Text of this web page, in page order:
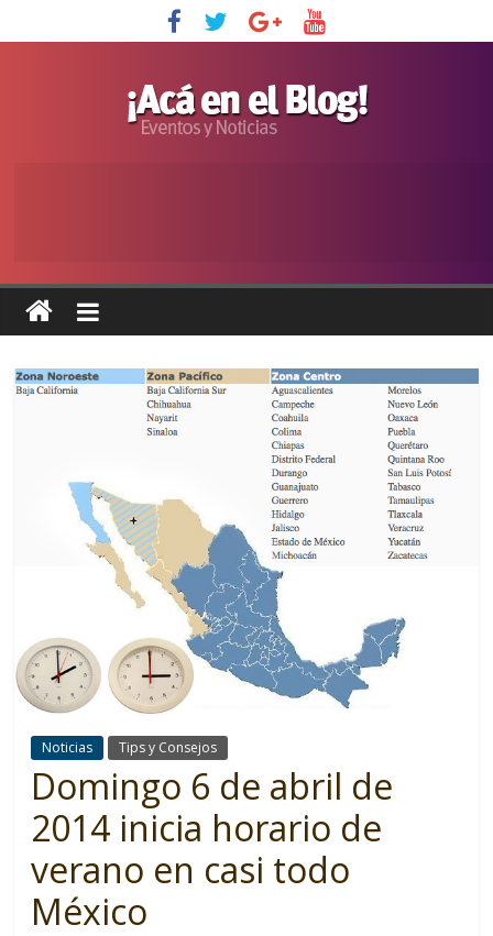
Noticias Tips y Consejos
Domingo 6 de abril de
2014 inicia horario de
verano en casi todo
México